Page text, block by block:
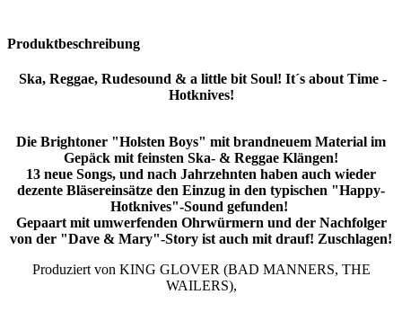
Produktbeschreibung
Ska, Reggae, Rudesound & a little bit Soul! It´s about Time -
Hotknives!
Die Brightoner "Holsten Boys" mit brandneuem Material im
Gepäck mit feinsten Ska- & Reggae Klängen!
13 neue Songs, und nach Jahrzehnten haben auch wieder
dezente Bläsereinsätze den Einzug in den typischen "Happy-
Hotknives"-Sound gefunden!
Gepaart mit umwerfenden Ohrwürmern und der Nachfolger
von der "Dave & Mary"-Story ist auch mit drauf! Zuschlagen!
Produziert von KING GLOVER (BAD MANNERS, THE
WAILERS),